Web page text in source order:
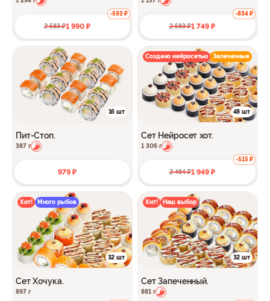
2 583 ₽1 990 ₽
-593 ₽
2 583 ₽1 749 ₽
-834 ₽
16 шт
Пит-Стоп.
387 г
979 ₽
Создано нейросетью Запеченные
48 шт
Сет Нейросет хот.
1 306 г
2 464 ₽1 949 ₽
-515 ₽
Хит! Много рыбов
32 шт
Сет Хочука.
897 г
Хит! Наш выбор
32 шт
Сет Запеченный.
881 г